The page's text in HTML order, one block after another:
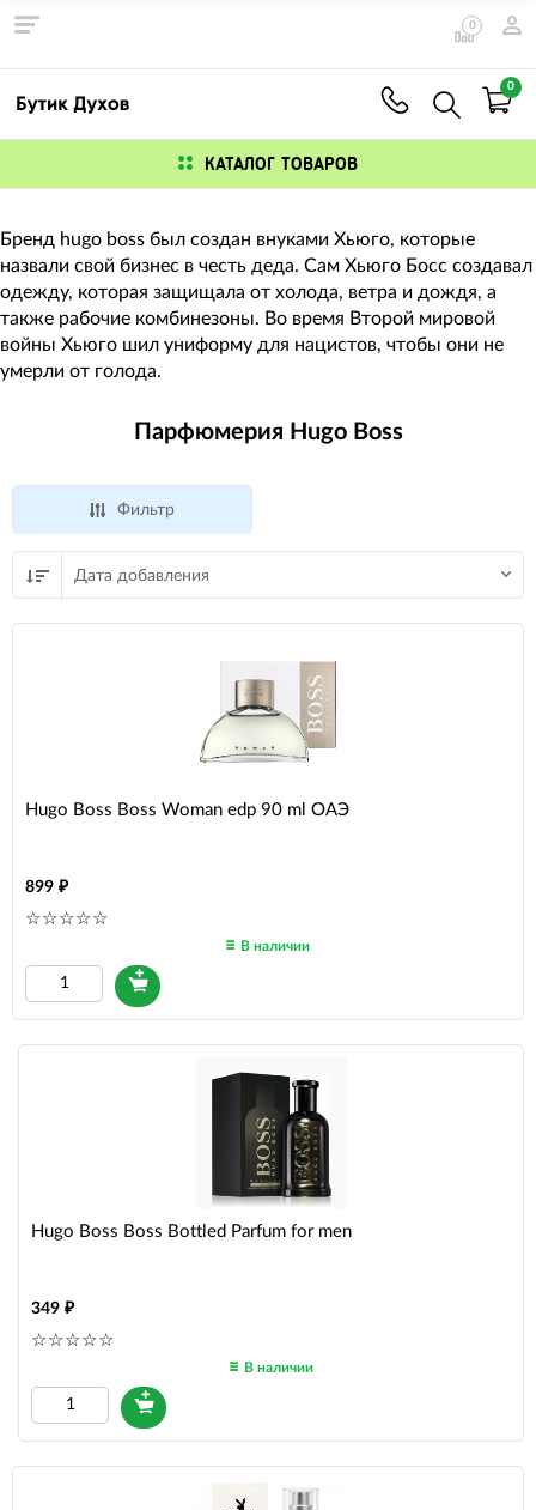
0
0
КАТАЛОГ ТОВАРОВ
Бренд hugo boss был создан внуками Хьюго, которые
назвали свой бизнес в честь деда. Сам Хьюго Босс создавал
одежду, которая защищала от холода, ветра и дождя, а
также рабочие комбинезоны. Во время Второй мировой
войны Хьюго шил униформу для нацистов, чтобы они не
умерли от голода.
Парфюмерия Hugo Boss
Фильтр
Дата добавления
Hugo Boss Boss Woman edp 90 ml ОАЭ
899
В наличии
Hugo Boss Boss Bottled Parfum for men
349
В наличии